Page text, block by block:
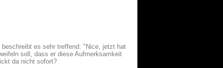
es sehr treffend: "Nice, jetzt hat
soll, dass er diese Aufmerksamkeit
da nicht sofort?